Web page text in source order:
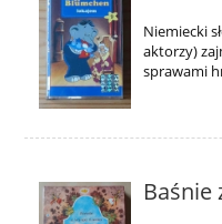
Niemiecki
aktorzy)
sprawami
Baśnie